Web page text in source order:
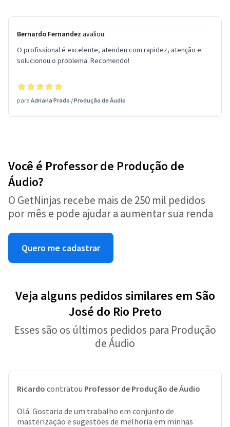
Bernardo Fernandez avaliou:
O profissional é excelente, atendeu com rapidez, atenção e
solucionou o problema. Recomendo!
para Adriana Prado /Produção de Áudio
Você é Professor de Produção de
Áudio?
O GetNinjas recebe mais de 250 mil pedidos
por mês e pode ajudar a aumentar sua renda
Quero me cadastrar
Veja alguns pedidos similares em São
José do Rio Preto
Esses são os últimos pedidos para Produção
de Áudio
Ricardo contratou Professor de Produção de Áudio
Olá. Gostaria de um trabalho em conjunto de
masterização e sugestões de melhoria em minhas